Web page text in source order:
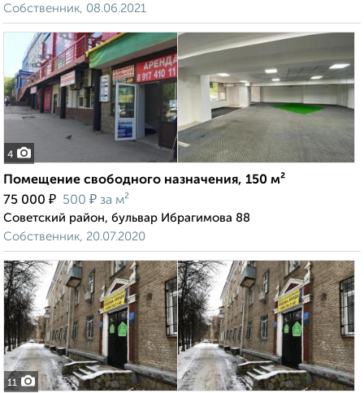
Собственник, 08.06.2021
4
Помещение свободного назначения, 150 м²
75 000 ₽ 500 ₽ за м²
Советский район, бульвар Ибрагимова 88
Собственник, 20.07.2020
11